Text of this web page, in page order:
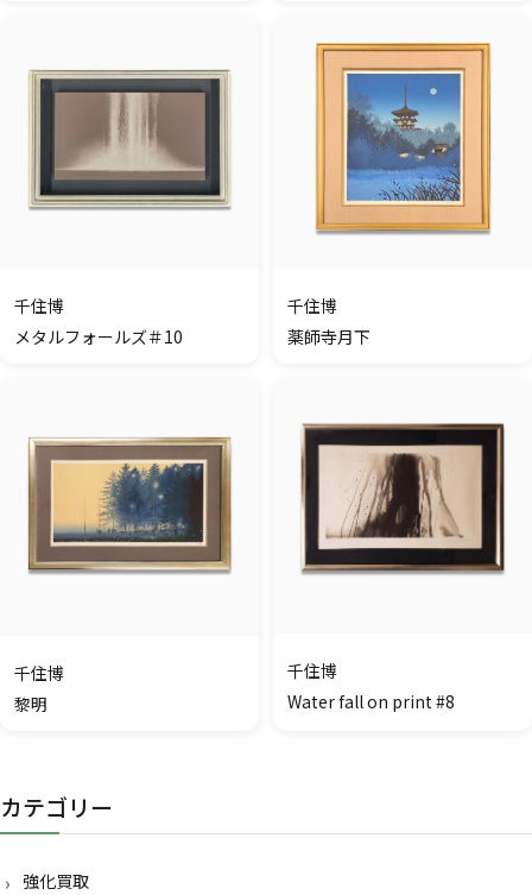
千住博
メタルフォールズ＃10
千住博
薬師寺月下
千住博
黎明
千住博
Water fall on print #8
カテゴリー
強化買取